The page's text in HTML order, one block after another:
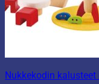
Nukkekodin